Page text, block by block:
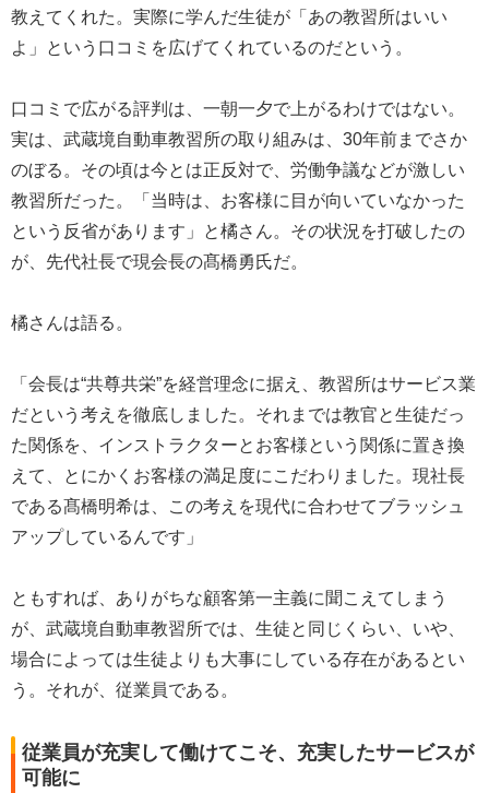
教えてくれた。実際に学んだ生徒が「あの教習所はいい
よ」という口コミを広げてくれているのだという。
口コミで広がる評判は、一朝一夕で上がるわけではない。
実は、武蔵境自動車教習所の取り組みは、30年前までさか
のぼる。その頃は今とは正反対で、労働争議などが激しい
教習所だった。「当時は、お客様に目が向いていなかった
という反省があります」と橘さん。その状況を打破したの
が、先代社長で現会長の髙橋勇氏だ。
橘さんは語る。
「会長は“共尊共栄”を経営理念に据え、教習所はサービス業
だという考えを徹底しました。それまでは教官と生徒だっ
た関係を、インストラクターとお客様という関係に置き換
えて、とにかくお客様の満足度にこだわりました。現社長
である髙橋明希は、この考えを現代に合わせてブラッシュ
アップしているんです」
ともすれば、ありがちな顧客第一主義に聞こえてしまう
が、武蔵境自動車教習所では、生徒と同じくらい、いや、
場合によっては生徒よりも大事にしている存在があるとい
う。それが、従業員である。
従業員が充実して働けてこそ、充実したサービスが
可能に